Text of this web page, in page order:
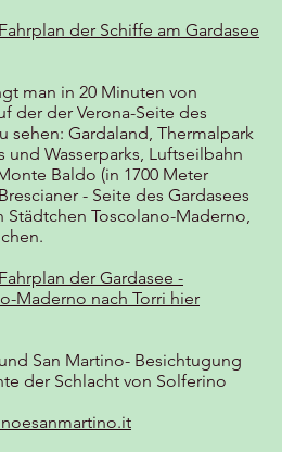
der Schiffe am Gardasee
man in 20 Minuten von
der der Verona-Seite des
sehen: Gardaland, Thermalpark
und Wasserparks, Luftseilbahn
Baldo (in 1700 Meter
- Seite des Gardasees
Städtchen Toscolano-Maderno,
der Gardasee -
Maderno nach Torri hier
San Martino- Besichtugung
der Schlacht von Solferino